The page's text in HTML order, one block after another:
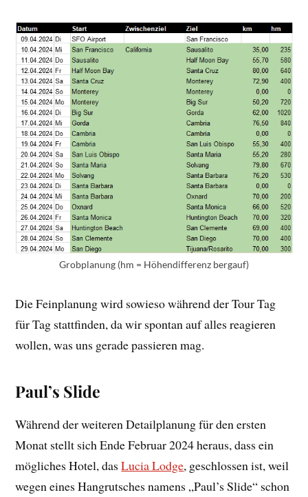
Grobplanung (hm = Höhendifferenz bergauf)
Die Feinplanung wird sowieso während der Tour Tag
für Tag stattfinden, da wir spontan auf alles reagieren
wollen, was uns gerade passieren mag.
Paul’s Slide
Während der weiteren Detailplanung für den ersten
Monat stellt sich Ende Februar 2024 heraus, dass ein
mögliches Hotel, dasLucia Lodge, geschlossen ist, weil
wegen eines Hangrutsches namens „Paul’s Slide“ schon